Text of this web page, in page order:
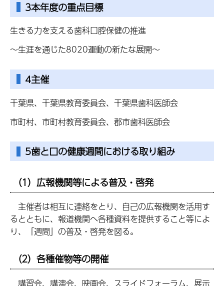
3本年度の重点目標
生きる力を支える歯科口腔保健の推進
～生涯を通じた8020運動の新たな展開～
4主催
千葉県、千葉県教育委員会、千葉県歯科医師会
市町村、市町村教育委員会、郡市歯科医師会
5歯と口の健康週間における取り組み
（1）広報機関等による普及・啓発
主催者は相互に連絡をとり、自己の広報機関を活用す
るとともに、報道機関へ各種資料を提供すること等によ
り、「週間」の普及・啓発を図る。
（2）各種催物等の開催
講習会、講演会、映画会、スライドフォーラム、展示